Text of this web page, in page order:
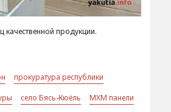
качественной продукции.
прокуратура республики
село Бясь-Кюёль
МХМ панели